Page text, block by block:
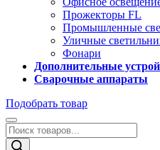
Прожекторы FL
Промышленные
Уличные
Фонари
Дополнительные
Сварочные аппараты
Подобрать товар
Поиск
товаров